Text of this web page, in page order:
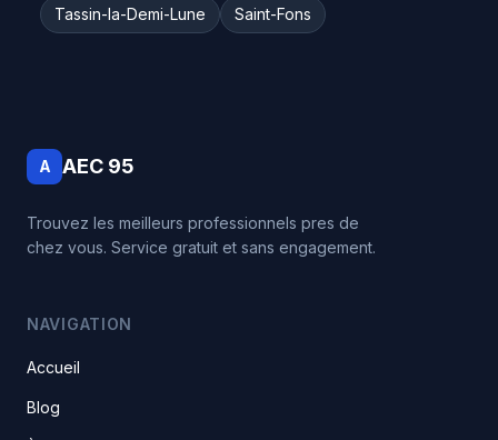
Tassin-la-Demi-Lune
Saint-Fons
A AEC 95
Trouvez les meilleurs professionnels pres de
chez vous. Service gratuit et sans engagement.
NAVIGATION
Accueil
Blog